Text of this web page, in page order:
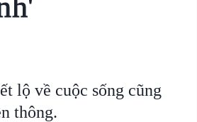
lộ về cuộc sống cũng
thông.